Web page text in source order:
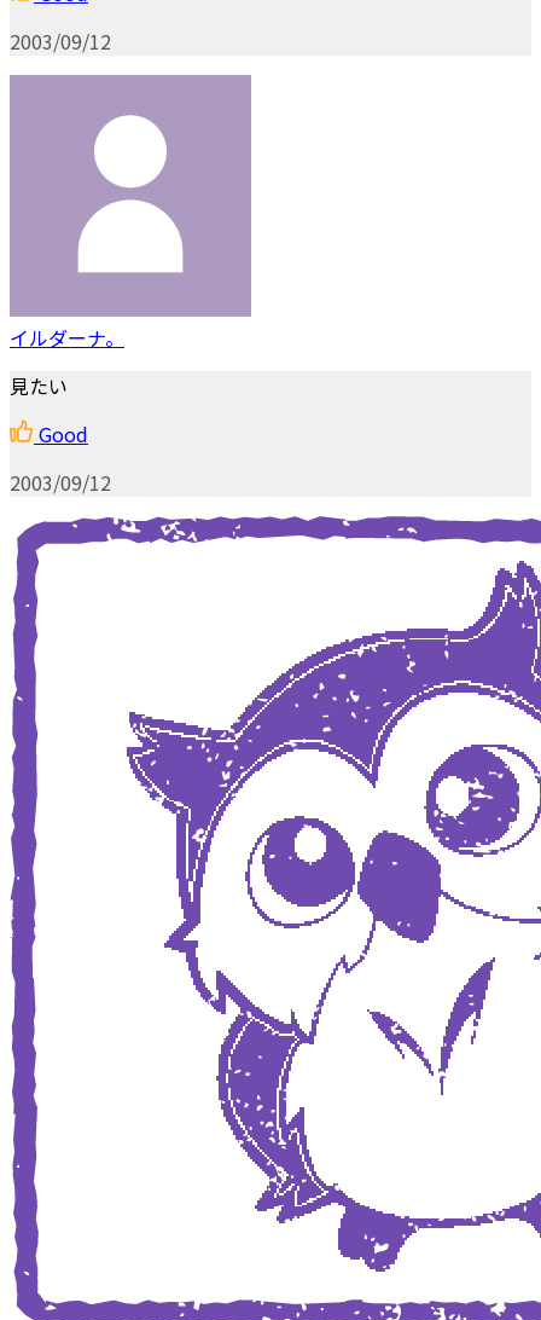
2003/09/12
イルダーナ。
見たい
Good
2003/09/12